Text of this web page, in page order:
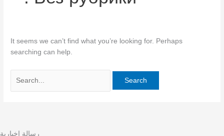
It seems we can’t find what you’re looking for. Perhaps
searching can help.
رسالة إخبارية